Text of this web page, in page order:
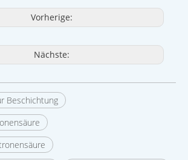
Vorherige:
Nächste:
Beschichtung